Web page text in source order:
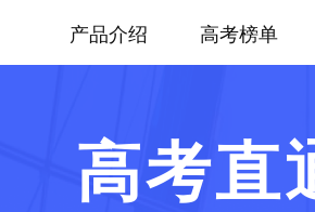
产品介绍 高考榜单
高考直